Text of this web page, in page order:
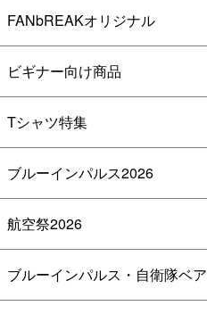
FANbREAKオリジナル
ビギナー向け商品
Tシャツ特集
ブルーインパルス2026
航空祭2026
ブルーインパルス・自衛隊ベア